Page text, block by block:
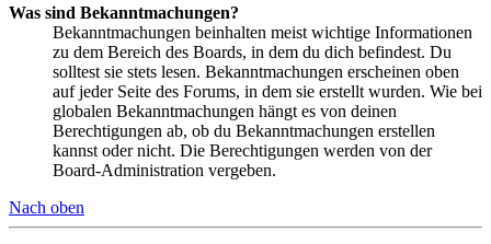
Was sind Bekanntmachungen?
Bekanntmachungen beinhalten meist wichtige Informationen
zu dem Bereich des Boards, in dem du dich befindest. Du
solltest sie stets lesen. Bekanntmachungen erscheinen oben
auf jeder Seite des Forums, in dem sie erstellt wurden. Wie bei
globalen Bekanntmachungen hängt es von deinen
Berechtigungen ab, ob du Bekanntmachungen erstellen
kannst oder nicht. Die Berechtigungen werden von der
Board-Administration vergeben.
Nach oben